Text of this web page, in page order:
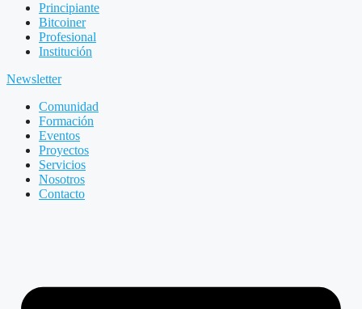
Principiante
Bitcoiner
Profesional
Institución
Newsletter
Comunidad
Formación
Eventos
Proyectos
Servicios
Nosotros
Contacto